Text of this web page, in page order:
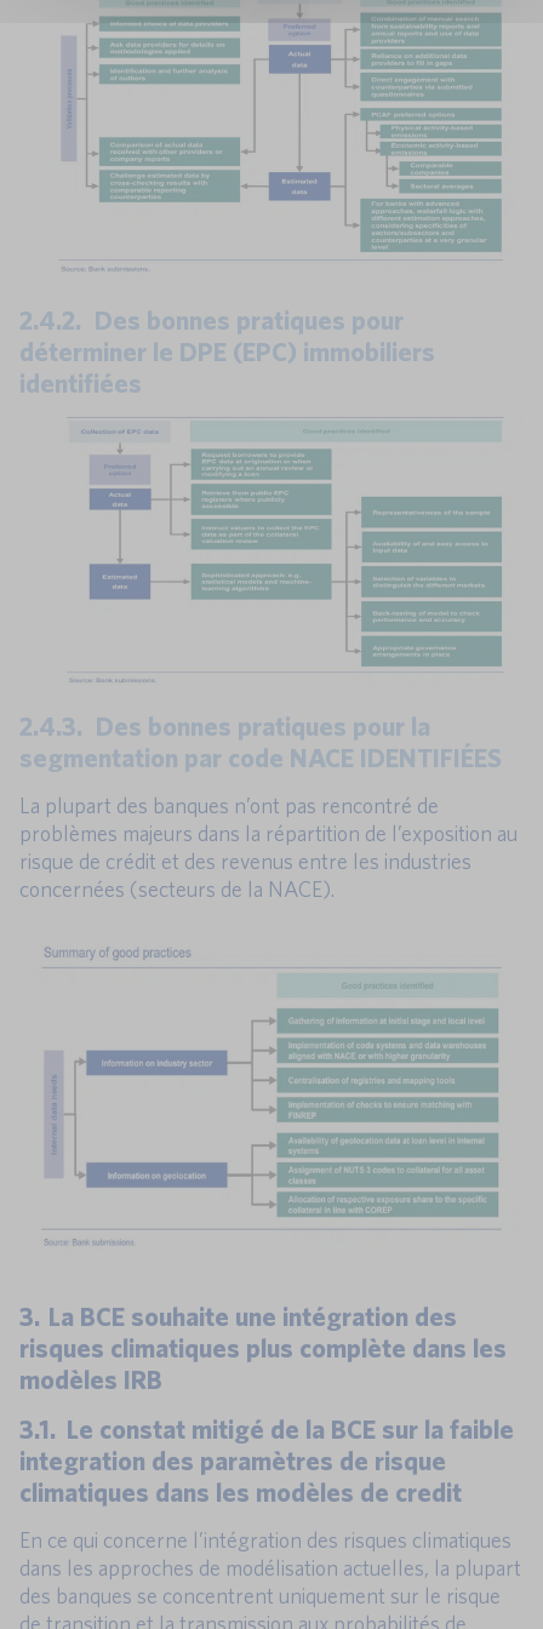
2.4.2. Des bonnes pratiques pour
déterminer le DPE (EPC) immobiliers
identifiées
2.4.3. Des bonnes pratiques pour la
segmentation par code NACE IDENTIFIÉES
La plupart des banques n’ont pas rencontré de
problèmes majeurs dans la répartition de l’exposition au
risque de crédit et des revenus entre les industries
concernées (secteurs de la NACE).
3. La BCE souhaite une intégration des
risques climatiques plus complète dans les
modèles IRB
3.1. Le constat mitigé de la BCE sur la faible
integration des paramètres de risque
climatiques dans les modèles de credit
En ce qui concerne l’intégration des risques climatiques
dans les approches de modélisation actuelles, la plupart
des banques se concentrent uniquement sur le risque
de transition et la transmission aux probabilités de